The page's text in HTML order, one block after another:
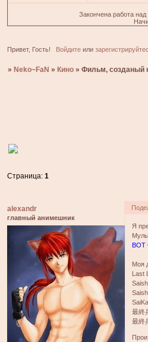
Закончена работа
Привет, Гость! Войдитеили
» Neko~FaN » Кино »Фильм, созданый
Страница:1
alexandr
главный анимешник
Я
ВОТ
Моя
Last
最終
最終